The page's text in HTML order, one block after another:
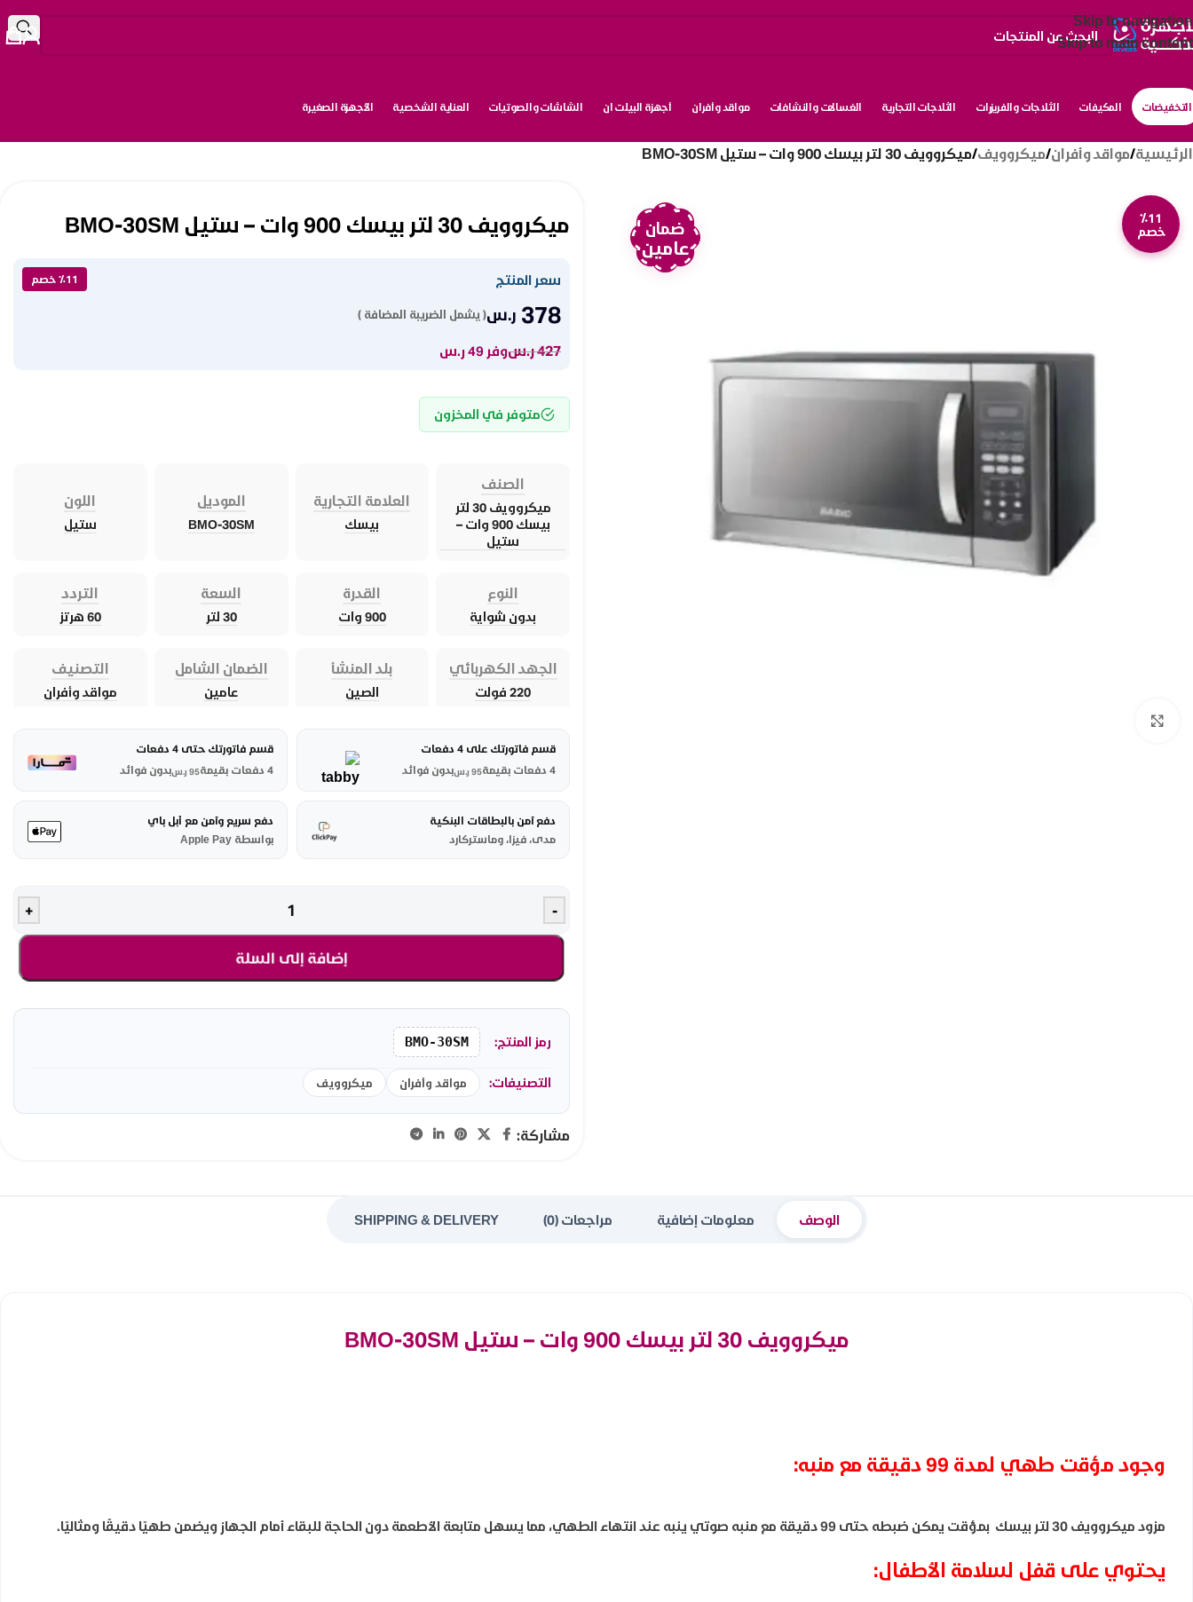
Skip to navigation
Skip to main content
التخفيضات المكيفات الثلاجات والفريزرات الثلاجات التجارية الغسالات والنشافات مواقد وأفران أجهزة البيلت ان الشاشات والصوتيات العناية الشخصية الأجهزة الصغيرة
الرئيسية/مواقد وأفران/ميكروويف/ميكروويف 30 لتر بيسك 900 وات – ستيل BMO-30SM
٪11
خصم
ضمان
عامين
ميكروويف 30 لتر بيسك 900 وات – ستيل BMO-30SM
سعر المنتج ٪11 خصم
378 ر.س( يشمل الضريبة المضافة )
427ر.سوفر 49 ر.س
متوفر في المخزون
الصنف
ميكروويف 30 لتر
بيسك 900 وات –
ستيل
العلامة التجارية
بيسك
الموديل
BMO-30SM
اللون
ستيل
النوع
بدون شواية
القدرة
900 وات
السعة
30 لتر
التردد
60 هرتز
الجهد الكهربائي
220 فولت
بلد المنشأ
الصين
الضمان الشامل
عامين
التصنيف
مواقد وأفران
قسم فاتورتك على 4 دفعات
4 دفعات بقيمة
95 ر.سبدون فوائد
قسم فاتورتك حتى 4 دفعات
4 دفعات بقيمة
95 ر.سبدون فوائد
دفع آمن بالبطاقات البنكية
مدى، فيزا، وماستركارد
دفع سريع وآمن مع أبل باي
بواسطة Apple Pay
-
+
إضافة إلى السلة
رمز المنتج: BMO-30SM
التصنيفات: مواقد وأفران ميكروويف
مشاركة:
الوصف معلومات إضافية مراجعات (0) SHIPPING & DELIVERY
ميكروويف 30 لتر بيسك 900 وات – ستيل BMO-30SM
وجود مؤقت طهي لمدة 99 دقيقة مع منبه:
مزود ميكروويف 30 لتر بيسك بمؤقت يمكن ضبطه حتى 99 دقيقة مع منبه صوتي ينبه عند انتهاء الطهي، مما يسهل متابعة الأطعمة دون الحاجة للبقاء أمام الجهاز ويضمن طهيًا دقيقًا ومثاليًا.
يحتوي على قفل لسلامة الأطفال: